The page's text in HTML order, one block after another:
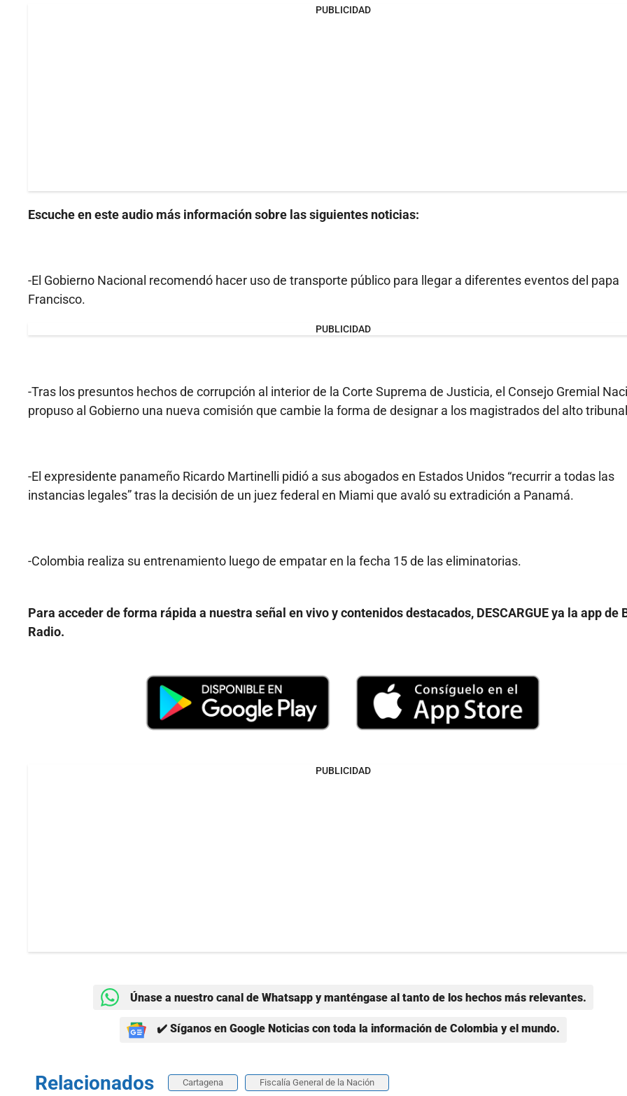
PUBLICIDAD
Escuche en este audio más información sobre las siguientes noticias:
-El Gobierno Nacional recomendó hacer uso de transporte público para llegar a diferentes eventos del papa
Francisco.
PUBLICIDAD
-Tras los presuntos hechos de corrupción al interior de la Corte Suprema de Justicia, el Consejo Gremial
propuso al Gobierno una nueva comisión que cambie la forma de designar a los magistrados del alto
-El expresidente panameño Ricardo Martinelli pidió a sus abogados en Estados Unidos “recurrir a todas las
instancias legales” tras la decisión de un juez federal en Miami que avaló su extradición a Panamá.
-Colombia realiza su entrenamiento luego de empatar en la fecha 15 de las eliminatorias.
Para acceder de forma rápida a nuestra señal en vivo y contenidos destacados, DESCARGUE ya la app de
Radio.
PUBLICIDAD
Únase a nuestro canal de Whatsapp y manténgase al tanto de los hechos más relevantes.
✔️ Síganos en Google Noticias con toda la información de Colombia y el mundo.
Relacionados Cartagena Fiscalía General de la Nación